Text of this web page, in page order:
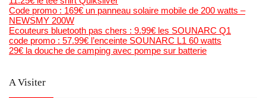
Code promo : 169€ un panneau solaire mobile de 200 watts –
NEWSMY 200W
Ecouteurs bluetooth pas chers : 9.99€ les SOUNARC Q1
code promo : 57.99€ l’enceinte SOUNARC L1 60 watts
29€ la douche de camping avec pompe sur batterie
A Visiter